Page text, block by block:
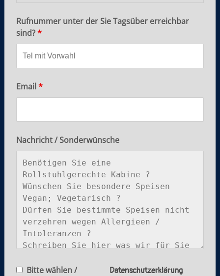
Rufnummer unter der Sie Tagsüber erreichbar
sind?*
Email *
Nachricht / Sonderwünsche
Bitte wählen /
Datenschutzerklärung